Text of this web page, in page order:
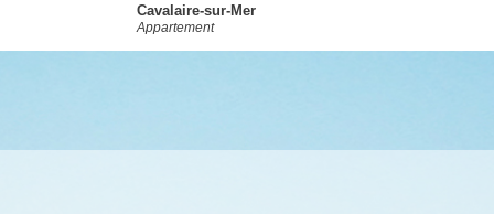
Cavalaire-sur-Mer
Appartement